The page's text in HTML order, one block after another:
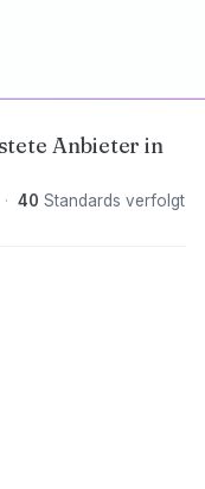
Anbieter in
· 40 Standards verfolgt